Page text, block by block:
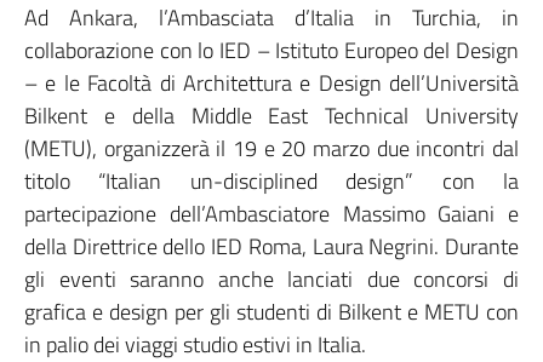
Ad Ankara, l’Ambasciata d’Italia in Turchia, in
collaborazione con lo IED – Istituto Europeo del Design
– e le Facoltà di Architettura e Design dell’Università
Bilkent e della Middle East Technical University
(METU), organizzerà il 19 e 20 marzo due incontri dal
titolo “Italian un-disciplined design” con la
partecipazione dell’Ambasciatore Massimo Gaiani e
della Direttrice dello IED Roma, Laura Negrini. Durante
gli eventi saranno anche lanciati due concorsi di
grafica e design per gli studenti di Bilkent e METU con
in palio dei viaggi studio estivi in Italia.